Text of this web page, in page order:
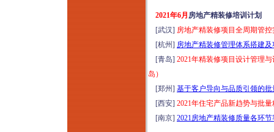
年8月14-16日成都）
走进天津：深研全首
层架空新模式-金茂、
绿城、保利、中海等
经典项目研学（2026
年8月14-15日）
走进永威服务：深研
高品质物业实践落地
做法和经验（2026年
2021年6月 房地产精装修培训计划
[武汉] 房地产精装修项目全周期管
[杭州] 房地产精装修管理体系搭建
[青岛] 2021年精装修项目设计管理
岛）
[郑州] 基于客户导向与品质引领的
[西安] 2021年住宅产品新趋势与批
[南京] 2021房地产精装修质量各环